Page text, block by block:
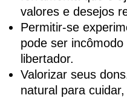
valores e desejos
Permitir-se
pode ser
libertador.
Valorizar seus
natural para